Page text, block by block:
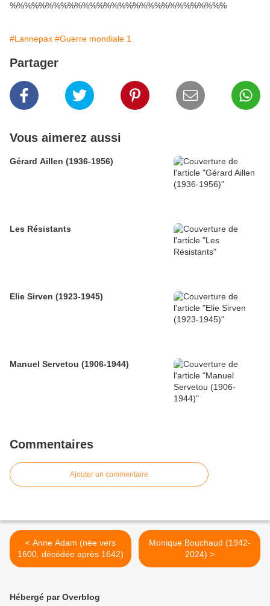
%%%%%%%%%%%%%%%%%%%%%%%%%%%%%%
#Lannepax #Guerre mondiale 1
Partager
Vous aimerez aussi
Gérard Aillen (1936-1956)
Les Résistants
Elie Sirven (1923-1945)
Manuel Servetou (1906-1944)
Commentaires
Ajouter un commentaire
< Anne Adam (née vers
1600, décédée après 1642)
Monique Bouchaud (1942-
2024) >
Hébergé par Overblog